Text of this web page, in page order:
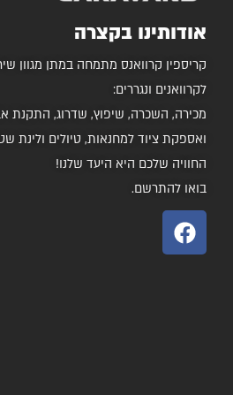
אודותינו בקצרה
קריספין קרוואנס מתמחה במתן מגוון
לקרוואנים ונגררים:
מכירה, השכרה, שיפוץ, שדרוג, התקנת
ואספקת ציוד למחנאות, טיולים ולינת
החוויה שלכם היא היעד שלנו!
בואו להתרשם.